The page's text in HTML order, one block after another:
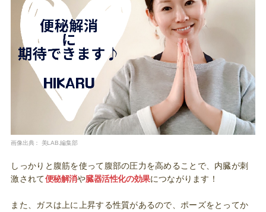
画像出典： 美LAB.編集部
しっかりと腹筋を使って腹部の圧力を高めることで、内臓が刺
激されて便秘解消や臓器活性化の効果につながります！
また、ガスは上に上昇する性質があるので、ポーズをとってか